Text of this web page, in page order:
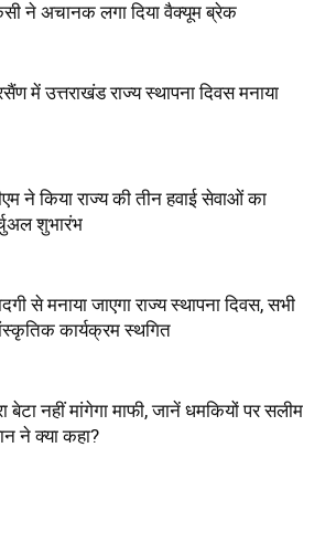
ने अचानक लगा दिया वैक्यूम ब्रेक
में उत्तराखंड राज्य स्थापना दिवस मनाया
ने किया राज्य की तीन हवाई सेवाओं का
शुभारंभ
से मनाया जाएगा राज्य स्थापना दिवस, सभी
कार्यक्रम स्थगित
बेटा नहीं मांगेगा माफी, जानें धमकियों पर सलीम
ने क्या कहा?